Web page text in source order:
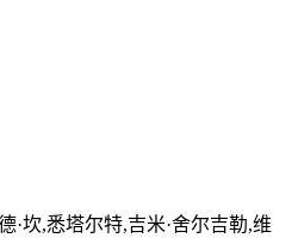
·坎,悉塔尔特,吉米·舍尔吉勒,维